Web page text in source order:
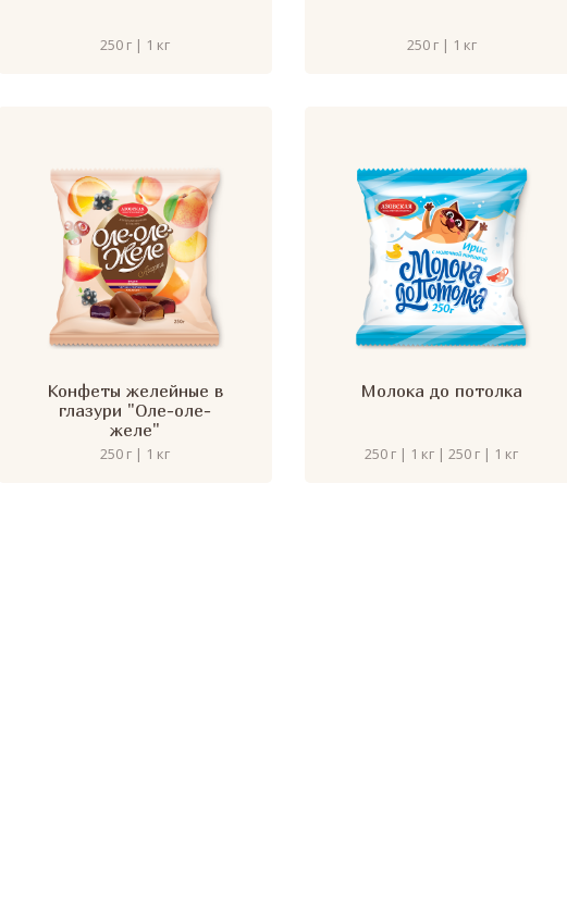
250 г | 1 кг 250 г | 1 кг
Конфеты желейные в
глазури "Оле-оле-
желе"
250 г | 1 кг
Молока до потолка
250 г | 1 кг | 250 г | 1 кг